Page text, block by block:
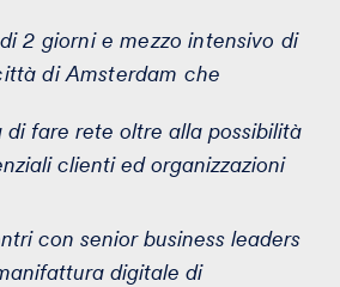
2 giorni e mezzo intensivo di
di Amsterdam che
di fare rete oltre alla possibilità
clienti ed organizzazioni
con senior business leaders
digitale di